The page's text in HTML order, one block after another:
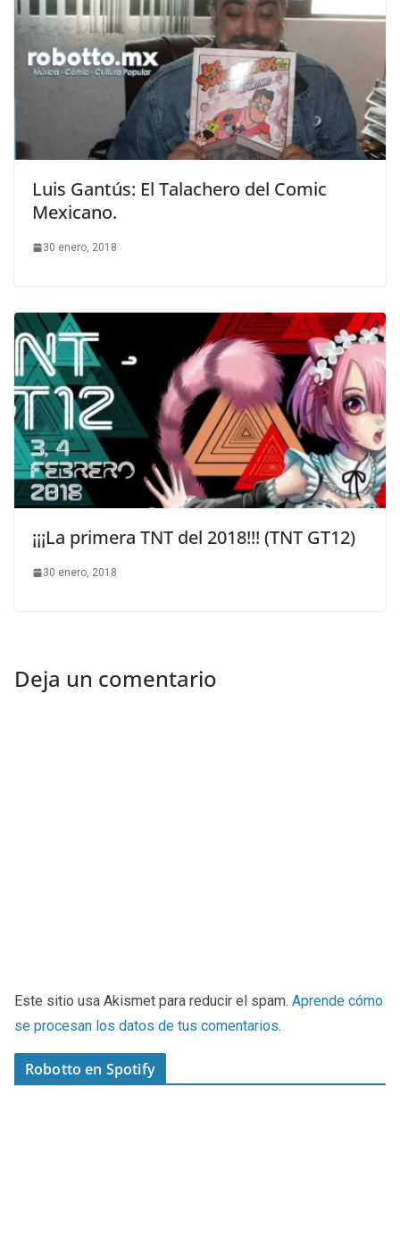
Luis Gantús: El Talachero del Comic
Mexicano.
30 enero, 2018
¡¡¡La primera TNT del 2018!!! (TNT GT12)
30 enero, 2018
Deja un comentario
Este sitio usa Akismet para reducir el spam. Aprende cómo
se procesan los datos de tus comentarios.
Robotto en Spotify